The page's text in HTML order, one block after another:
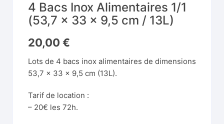
4 Bacs Inox Alimentaires 1/1
(53,7 x 33 x 9,5 cm / 13L)
20,00 €
Lots de 4 bacs inox alimentaires de dimensions
53,7 x 33 x 9,5 cm (13L).
Tarif de location :
– 20€ les 72h.